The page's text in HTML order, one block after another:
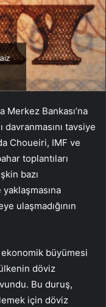
Merkez Bankası’na
davranmasını tavsiye
Choueiri, IMF ve
toplantıları
bazı
ulaşmadığının
ekonomik büyümesi
döviz
Bu duruş,
için döviz